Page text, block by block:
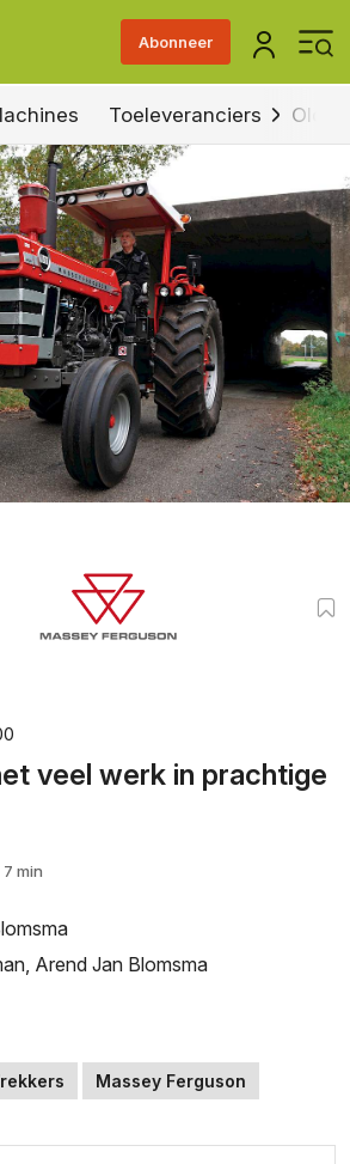
Abonneer
Toeleveranciers Old &
veel werk in prachtige
7 min
Arend Jan Blomsma
Massey Ferguson